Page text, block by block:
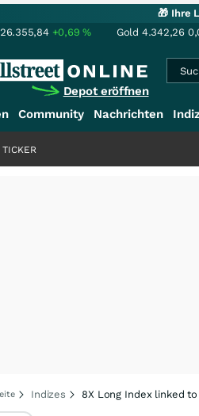
🎁 Ihre
26.355,84 +0,69% Gold 4.342,26
Depot eröffnen
Community Nachrichten
Indizes 8X Long Index linked to